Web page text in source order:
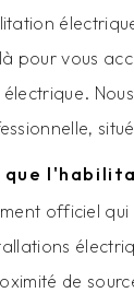
pour vous
que
officiel
de